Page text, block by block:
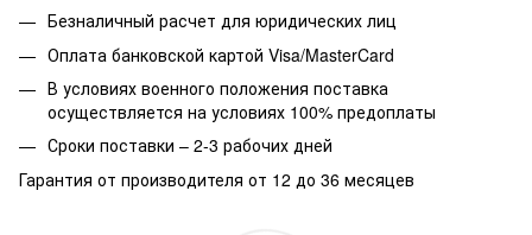
Безналичный расчет для юридических лиц
Оплата банковской картой Visa/MasterCard
В условиях военного положения поставка
осуществляется на условиях 100% предоплаты
Сроки поставки – 2-3 рабочих дней
Гарантия от производителя от 12 до 36 месяцев